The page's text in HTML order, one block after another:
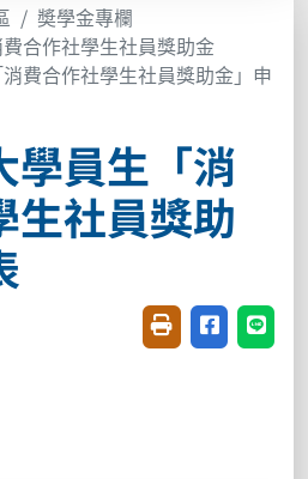
奬學金專欄
合作社學生社員獎助金
費合作社學生社員獎助金」申
學員生「消
生社員獎助
友善列印(開新視
分享至臉書
分享